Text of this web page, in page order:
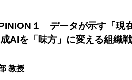
１ データが示す「現
AIを「味方」に変える組織
教授